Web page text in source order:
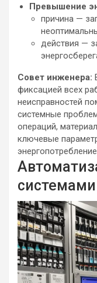
Превышение
причина —
действия —
Совет инженера:
фиксацией всех
неисправностей
системные
операций,
ключевые